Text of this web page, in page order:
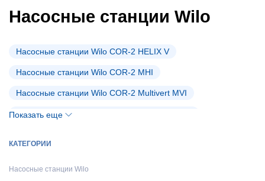
Насосные станции Wilo
Насосные станции Wilo COR-2 HELIX V
Насосные станции Wilo COR-2 MHI
Насосные станции Wilo COR-2 Multivert MVI
Насосные станции Wilo COR-2 Multivert MVIS
Насосные станции Wilo COR-3 Multivert MVI
Показать еще
КАТЕГОРИИ
Насосные станции Wilo